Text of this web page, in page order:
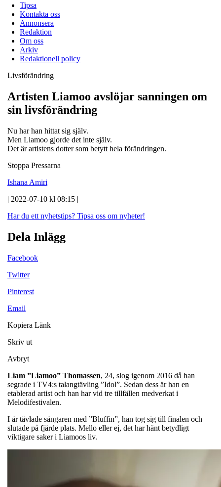
Tipsa
Kontakta oss
Annonsera
Redaktion
Om oss
Arkiv
Redaktionell policy
Livsförändring
Artisten Liamoo avslöjar sanningen om
sin livsförändring
Nu har han hittat sig själv.
Men Liamoo gjorde det inte själv.
Det är artistens dotter som betytt hela förändringen.
Stoppa Pressarna
Ishana Amiri
| 2022-07-10 kl 08:15 |
Har du ett nyhetstips? Tipsa oss om nyheter!
Dela Inlägg
Facebook
Twitter
Pinterest
Email
Kopiera Länk
Skriv ut
Avbryt
Liam ”Liamoo” Thomassen, 24, slog igenom 2016 då han
segrade i TV4:s talangtävling ”Idol”. Sedan dess är han en
etablerad artist och han har vid tre tillfällen medverkat i
Melodifestivalen.
I år tävlade sångaren med ”Bluffin”, han tog sig till finalen och
slutade på fjärde plats. Mello eller ej, det har hänt betydligt
viktigare saker i Liamoos liv.